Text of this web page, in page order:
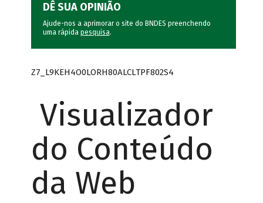
DÊ SUA OPINIÃO
Ajude-nos a aprimorar o site do BNDES preenchendo
uma rápida pesquisa.
Z7_L9KEH4O0LORH80ALCLTPF802S4
Visualizador
do Conteúdo
da Web